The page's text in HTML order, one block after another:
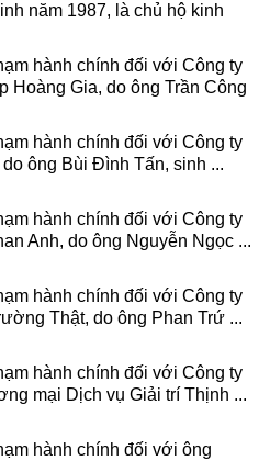
năm 1987, là chủ hộ kinh
hành chính đối với Công ty
Hoàng Gia, do ông Trần Công
hành chính đối với Công ty
ông Bùi Đình Tấn, sinh ...
hành chính đối với Công ty
Anh, do ông Nguyễn Ngọc ...
hành chính đối với Công ty
Thật, do ông Phan Trứ ...
hành chính đối với Công ty
mại Dịch vụ Giải trí Thịnh ...
hành chính đối với ông